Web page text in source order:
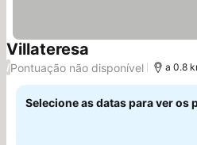
Villateresa
/Pontuação não disponível a 0.8
Selecione as datas para ver os